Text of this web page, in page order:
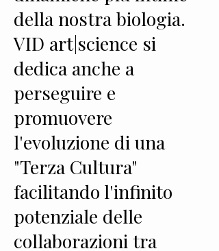
della nostra biologia.
VID art|science si
dedica anche a
perseguire e
promuovere
l'evoluzione di una
"Terza Cultura"
facilitando l'infinito
potenziale delle
collaborazioni tra